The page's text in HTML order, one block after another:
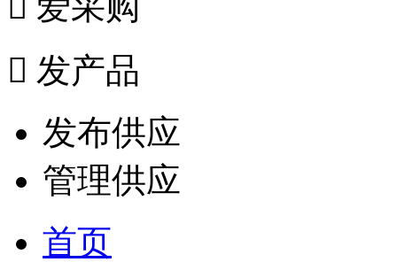
 发产品
发布供应
管理供应
首页